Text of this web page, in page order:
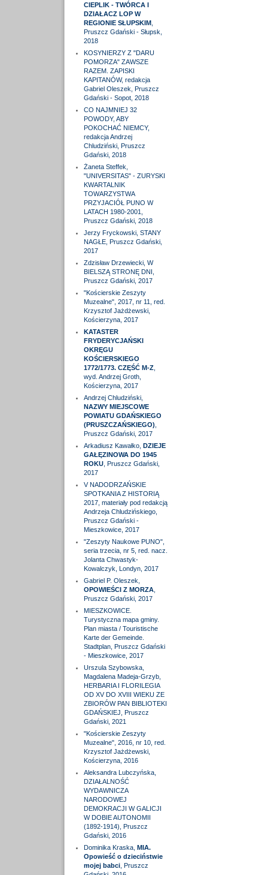
CIEPLIK - TWÓRCA I
DZIAŁACZ LOP W
REGIONIE SŁUPSKIM,
Pruszcz Gdański - Słupsk,
2018
KOSYNIERZY Z "DARU
POMORZA" ZAWSZE
RAZEM. ZAPISKI
KAPITANÓW, redakcja
Gabriel Oleszek, Pruszcz
Gdański - Sopot, 2018
CO NAJMNIEJ 32
POWODY, ABY
POKOCHAĆ NIEMCY,
redakcja Andrzej
Chludziński, Pruszcz
Gdański, 2018
Żaneta Steffek,
"UNIVERSITAS" - ZURYSKI
KWARTALNIK
TOWARZYSTWA
PRZYJACIÓŁ PUNO W
LATACH 1980-2001,
Pruszcz Gdański, 2018
Jerzy Fryckowski, STANY
NAGŁE, Pruszcz Gdański,
2017
Zdzisław Drzewiecki, W
BIELSZĄ STRONĘ DNI,
Pruszcz Gdański, 2017
"Kościerskie Zeszyty
Muzealne", 2017, nr 11, red.
Krzysztof Jażdżewski,
Kościerzyna, 2017
KATASTER
FRYDERYCJAŃSKI
OKRĘGU
KOŚCIERSKIEGO
1772/1773. CZĘŚĆ M-Z,
wyd. Andrzej Groth,
Kościerzyna, 2017
Andrzej Chludziński,
NAZWY MIEJSCOWE
POWIATU GDAŃSKIEGO
(PRUSZCZAŃSKIEGO)
Pruszcz Gdański, 2017
Arkadiusz Kawałko, DZIEJE
GAŁĘZINOWA DO 1945
ROKU, Pruszcz Gdański,
2017
V NADODRZAŃSKIE
SPOTKANIA Z HISTORIĄ
2017, materiały pod redakcją
Andrzeja Chludzińskiego,
Pruszcz Gdański -
Mieszkowice, 2017
"Zeszyty Naukowe PUNO",
seria trzecia, nr 5, red. nacz.
Jolanta Chwastyk-
Kowalczyk, Londyn, 2017
Gabriel P. Oleszek,
OPOWIEŚCI Z MORZA,
Pruszcz Gdański, 2017
MIESZKOWICE.
Turystyczna mapa gminy.
Plan miasta / Touristische
Karte der Gemeinde.
Stadtplan, Pruszcz Gdański
- Mieszkowice, 2017
Urszula Szybowska,
Magdalena Madeja-Grzyb,
HERBARIA I FLORILEGIA
OD XV DO XVIII WIEKU ZE
ZBIORÓW PAN BIBLIOTEKI
GDAŃSKIEJ, Pruszcz
Gdański, 2021
"Kościerskie Zeszyty
Muzealne", 2016, nr 10, red.
Krzysztof Jażdżewski,
Kościerzyna, 2016
Aleksandra Lubczyńska,
DZIAŁALNOŚĆ
WYDAWNICZA
NARODOWEJ
DEMOKRACJI W GALICJI
W DOBIE AUTONOMII
(1892-1914), Pruszcz
Gdański, 2016
Dominika Kraska, MIA.
Opowieść o dzieciństwie
mojej babci, Pruszcz